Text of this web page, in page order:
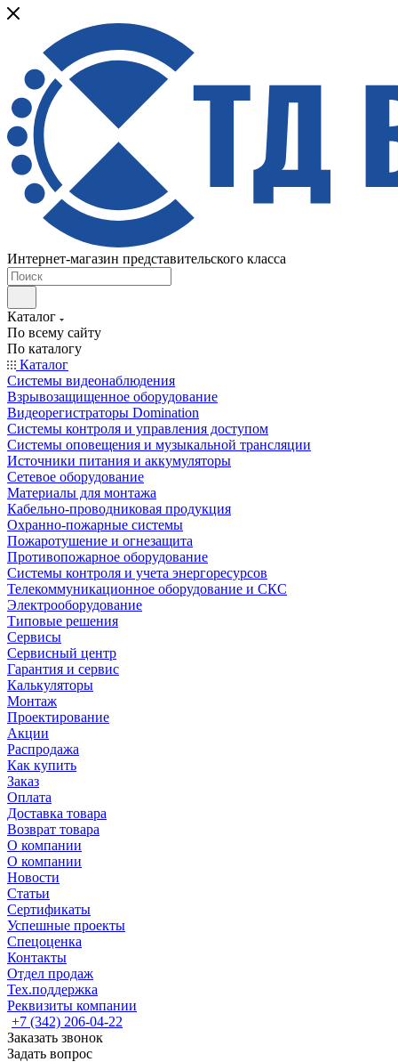
Интернет-магазин представительского класса
Каталог
По всему сайту
По каталогу
Каталог
Системы видеонаблюдения
Взрывозащищенное оборудование
Видеорегистраторы Domination
Системы контроля и управления доступом
Системы оповещения и музыкальной трансляции
Источники питания и аккумуляторы
Сетевое оборудование
Материалы для монтажа
Кабельно-проводниковая продукция
Охранно-пожарные системы
Пожаротушение и огнезащита
Противопожарное оборудование
Системы контроля и учета энергоресурсов
Телекоммуникационное оборудование и СКС
Электрооборудование
Типовые решения
Сервисы
Сервисный центр
Гарантия и сервис
Калькуляторы
Монтаж
Проектирование
Акции
Распродажа
Как купить
Заказ
Оплата
Доставка товара
Возврат товара
О компании
О компании
Новости
Статьи
Сертификаты
Успешные проекты
Спецоценка
Контакты
Отдел продаж
Тех.поддержка
Реквизиты компании
+7 (342) 206-04-22
Заказать звонок
Задать вопрос